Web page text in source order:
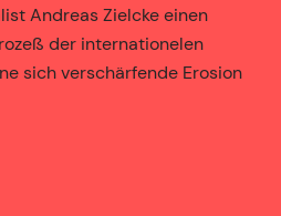
Andreas Zielcke einen
der internationelen
sich verschärfende Erosion